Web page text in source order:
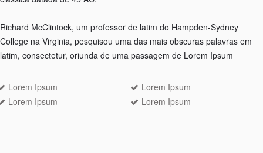
Richard McClintock, um professor de latim do Hampden-Sydney
College na Virginia, pesquisou uma das mais obscuras palavras em
latim, consectetur, oriunda de uma passagem de Lorem Ipsum
Lorem Ipsum
Lorem Ipsum
Lorem Ipsum
Lorem Ipsum